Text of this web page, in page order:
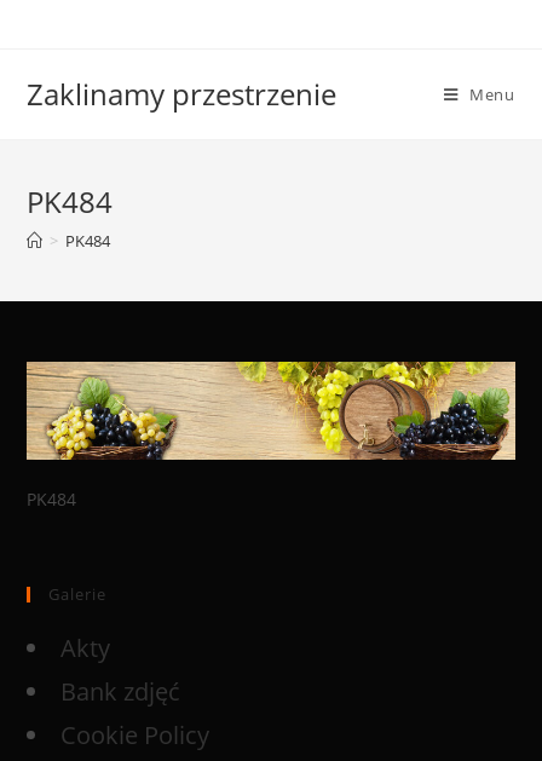
Zaklinamy przestrzenie Menu
PK484
> PK484
PK484
Galerie
Akty
Bank zdjęć
Cookie Policy